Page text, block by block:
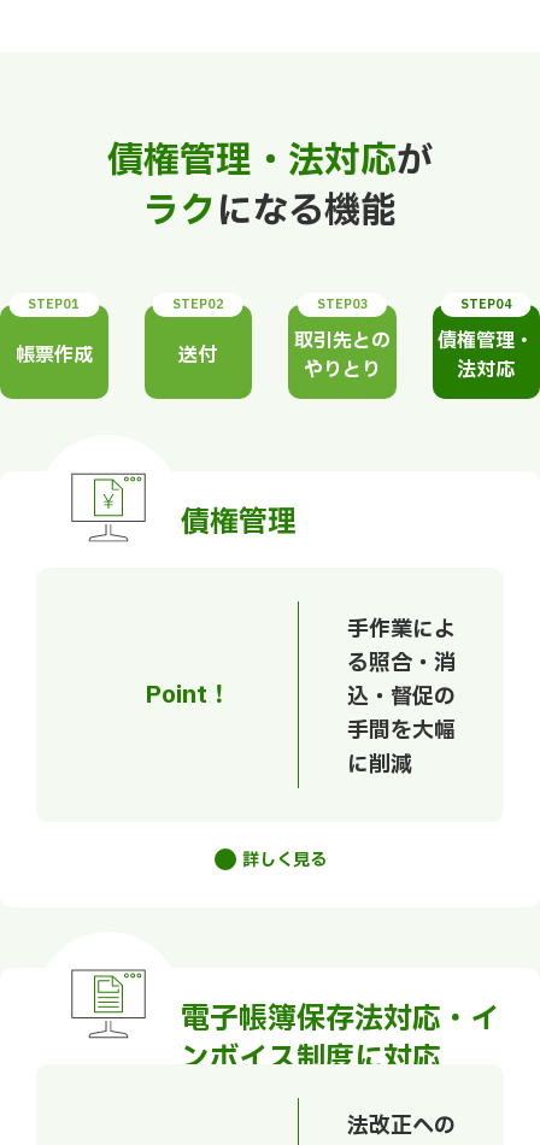
債権管理・法対応が
ラクになる機能
STEP01
帳票作成
STEP02
送付
STEP03
取引先との
やりとり
STEP04
債権管理・
法対応
債権管理
Point！
手作業によ
る照合・消
込・督促の
手間を大幅
に削減
詳しく見る
電子帳簿保存法対応・イ
ンボイス制度に対応
法改正への